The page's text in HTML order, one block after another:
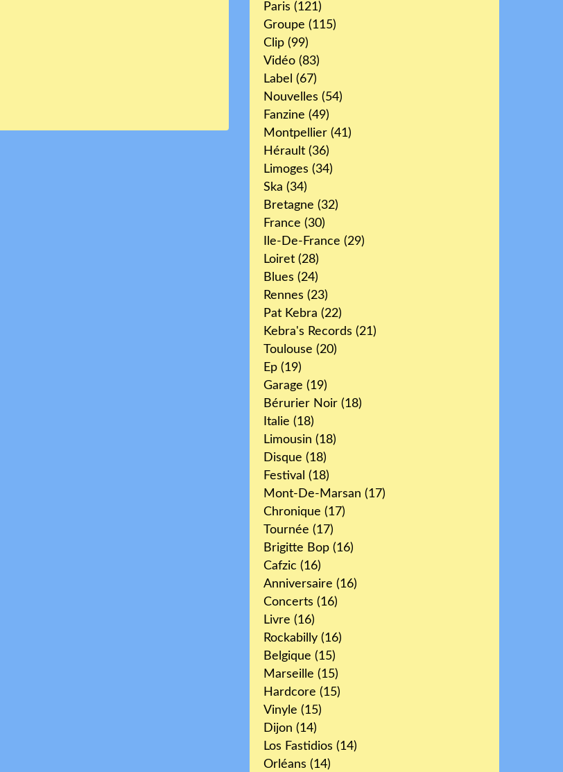
Paris (121)
Groupe (115)
Clip (99)
Vidéo (83)
Label (67)
Nouvelles (54)
Fanzine (49)
Montpellier (41)
Hérault (36)
Limoges (34)
Ska (34)
Bretagne (32)
France (30)
Ile-De-France (29)
Loiret (28)
Blues (24)
Rennes (23)
Pat Kebra (22)
Kebra's Records (21)
Toulouse (20)
Ep (19)
Garage (19)
Bérurier Noir (18)
Italie (18)
Limousin (18)
Disque (18)
Festival (18)
Mont-De-Marsan (17)
Chronique (17)
Tournée (17)
Brigitte Bop (16)
Cafzic (16)
Anniversaire (16)
Concerts (16)
Livre (16)
Rockabilly (16)
Belgique (15)
Marseille (15)
Hardcore (15)
Vinyle (15)
Dijon (14)
Los Fastidios (14)
Orléans (14)